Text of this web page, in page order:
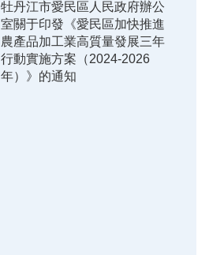
牡丹江市愛民區人民政府辦公
室關于印發《愛民區加快推進
農產品加工業高質量發展三年
行動實施方案（2024-2026
年）》的通知